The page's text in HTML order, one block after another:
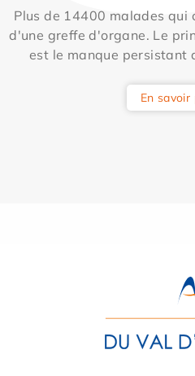
Plus de 14400 malades qui
d'une greffe d'organe. Le
est le manque persistant
En savoir